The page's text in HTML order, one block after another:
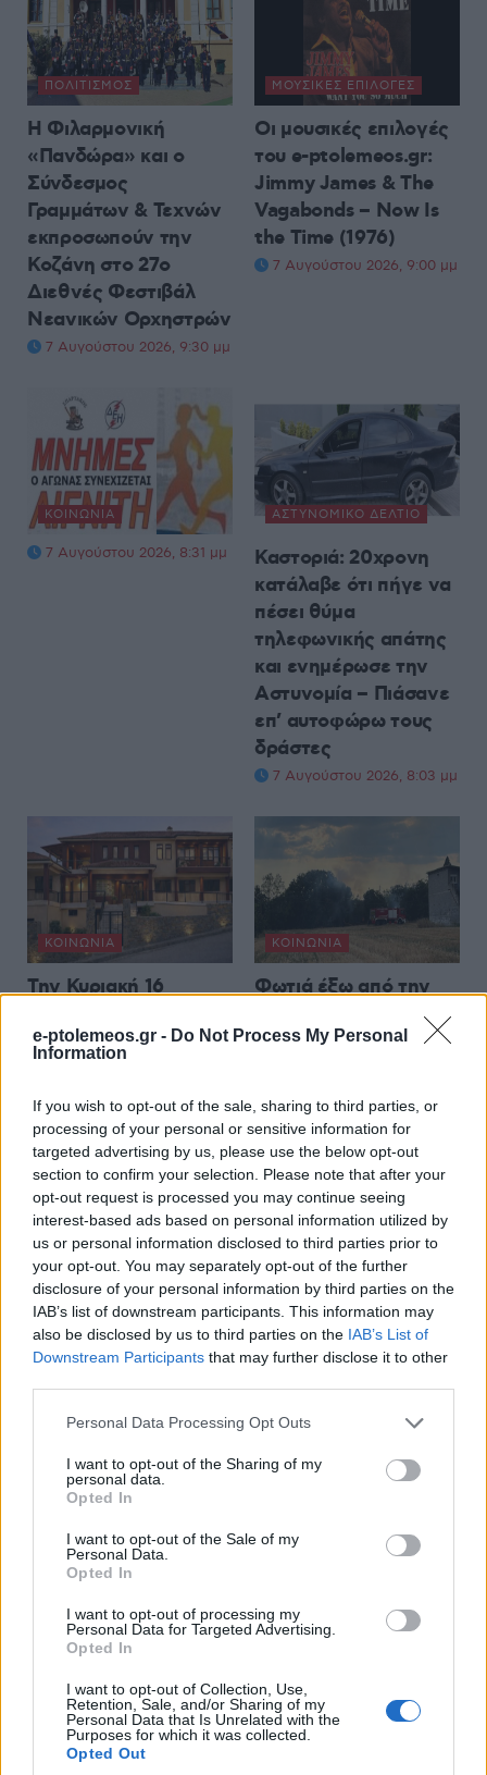
e-ptolemeos.gr - Do Not Process My Personal
Information
If you wish to opt-out of the sale, sharing to third parties, or
processing of your personal or sensitive information for
targeted advertising by us, please use the below opt-out
section to confirm your selection. Please note that after your
opt-out request is processed you may continue seeing
interest-based ads based on personal information utilized by
us or personal information disclosed to third parties prior to
your opt-out. You may separately opt-out of the further
disclosure of your personal information by third parties on the
IAB’s list of downstream participants. This information may
also be disclosed by us to third parties on the IAB’s List of
Downstream Participants that may further disclose it to other
Please note that this website/app uses one or more Google
not limited to your visit or usage behaviour. You may click to
grant or deny consent to Google and its third-party tags to
use your data for below specified purposes in below Google
consent section.
Personal Data Processing Opt Outs
I want to opt-out of the Sharing of my
personal data.
Opted In
I want to opt-out of the Sale of my
Personal Data.
Opted In
I want to opt-out of processing my
Personal Data for Targeted Advertising.
Opted In
I want to opt-out of Collection, Use,
Retention, Sale, and/or Sharing of my
Personal Data that Is Unrelated with the
Purposes for which it was collected.
Opted Out
ΠΟΛΙΤΙΣΜΌΣ
Η Φιλαρμονική
«Πανδώρα» και ο
Σύνδεσμος
Γραμμάτων & Τεχνών
εκπροσωπούν την
Κοζάνη στο 27ο
Διεθνές Φεστιβάλ
Νεανικών Ορχηστρών
7 Αυγούστου 2026, 9:30 μμ
ΜΟΥΣΙΚΈΣ ΕΠΙΛΟΓΈΣ
Οι μουσικές επιλογές
του e-ptolemeos.gr:
Jimmy James & The
Vagabonds – Now Is
the Time (1976)
7 Αυγούστου 2026, 9:00 μμ
ΚΟΙΝΩΝΊΑ
7 Αυγούστου 2026, 8:31 μμ
ΑΣΤΥΝΟΜΙΚΌ ΔΕΛΤΊΟ
Καστοριά: 20χρονη
κατάλαβε ότι πήγε να
πέσει θύμα
τηλεφωνικής απάτης
και ενημέρωσε την
Αστυνομία – Πιάσανε
επ’ αυτοφώρω τους
δράστες
7 Αυγούστου 2026, 8:03 μμ
ΚΟΙΝΩΝΊΑ
Την Κυριακή 16
παράδοσης του
Τσοτυλίου
7 Αυγούστου 2026, 7:31 μμ
ΚΟΙΝΩΝΊΑ
Φωτιά έξω από την
κινητοποίηση της
Υπηρεσίας
7 Αυγούστου 2026, 7:00 μμ